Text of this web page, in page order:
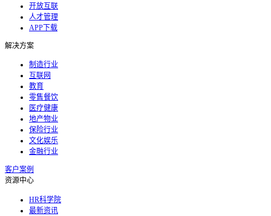
开放互联
人才管理
APP下载
解决方案
制造行业
互联网
教育
零售餐饮
医疗健康
地产物业
保险行业
文化娱乐
金融行业
客户案例
资源中心
HR科学院
最新资讯